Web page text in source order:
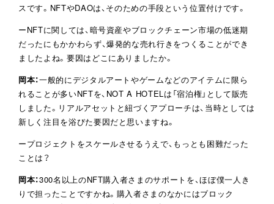
スです。NFTやDAOは、そのための手段という位置付けです。
ーNFTに関しては、暗号資産やブロックチェーン市場の低迷期
だったにもかかわらず、爆発的な売れ行きをつくることができ
ましたよね。要因はどこにありましたか。
岡本：一般的にデジタルアートやゲームなどのアイテムに限ら
れることが多いNFTを、NOT A HOTELは「宿泊権」として販売
しました。リアルアセットと紐づくアプローチは、当時としては
新しく注目を浴びた要因だと思いますね。
ープロジェクトをスケールさせるうえで、もっとも困難だった
ことは？
岡本：300名以上のNFT購入者さまのサポートを、ほぼ僕一人き
りで担ったことですかね。購入者さまのなかにはブロック